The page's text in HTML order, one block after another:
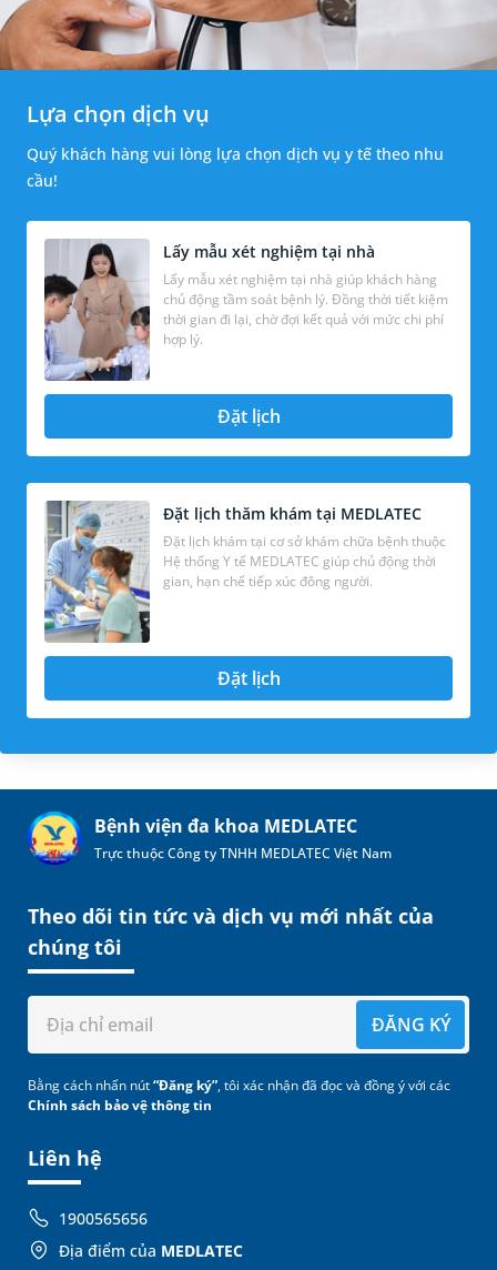
Lựa chọn dịch vụ
Quý khách hàng vui lòng lựa chọn dịch vụ y tế theo nhu
cầu!
Lấy mẫu xét nghiệm tại nhà
Lấy mẫu xét nghiệm tại nhà giúp khách hàng
chủ động tầm soát bệnh lý. Đồng thời tiết kiệm
thời gian đi lại, chờ đợi kết quả với mức chi phí
hợp lý.
Đặt lịch
Đặt lịch thăm khám tại MEDLATEC
Đặt lịch khám tại cơ sở khám chữa bệnh thuộc
Hệ thống Y tế MEDLATEC giúp chủ động thời
gian, hạn chế tiếp xúc đông người.
Đặt lịch
Bệnh viện đa khoa MEDLATEC
Trực thuộc Công ty TNHH MEDLATEC Việt Nam
Liên hệ
1900565656
Địa điểm của MEDLATEC
Theo dõi tin tức và dịch vụ mới nhất của
chúng tôi
ĐĂNG KÝ
Bằng cách nhấn nút“Đăng ký”, tôi xác nhận đã đọc và đồng ý với các
Chính sách bảo vệ thông tin